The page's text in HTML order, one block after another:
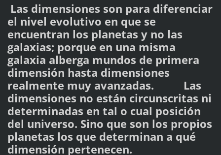
Las dimensiones son para diferenciar
el nivel evolutivo en que se
encuentran los planetas y no las
galaxias; porque en una misma
galaxia alberga mundos de primera
dimensión hasta dimensiones
realmente muy avanzadas. Las
dimensiones no están circunscritas ni
determinadas en tal o cual posición
del universo. Sino que son los propios
planetas los que determinan a qué
dimensión pertenecen.